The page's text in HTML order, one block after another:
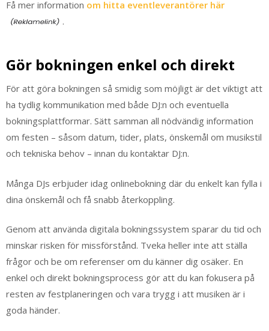
Få mer information om hitta eventleverantörer här
.
Gör bokningen enkel och direkt
För att göra bokningen så smidig som möjligt är det viktigt att
ha tydlig kommunikation med både DJ:n och eventuella
bokningsplattformar. Sätt samman all nödvändig information
om festen – såsom datum, tider, plats, önskemål om musikstil
och tekniska behov – innan du kontaktar DJ:n.
Många DJs erbjuder idag onlinebokning där du enkelt kan fylla i
dina önskemål och få snabb återkoppling.
Genom att använda digitala bokningssystem sparar du tid och
minskar risken för missförstånd. Tveka heller inte att ställa
frågor och be om referenser om du känner dig osäker. En
enkel och direkt bokningsprocess gör att du kan fokusera på
resten av festplaneringen och vara trygg i att musiken är i
goda händer.